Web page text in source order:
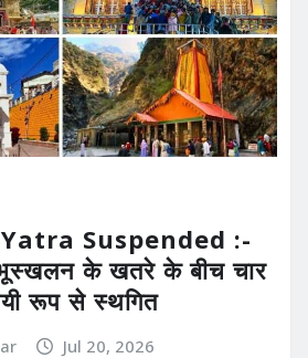
Suspended :-
भूस्खलन के खतरे के बीच चार
रूप से स्थगित
Jul 20, 2026